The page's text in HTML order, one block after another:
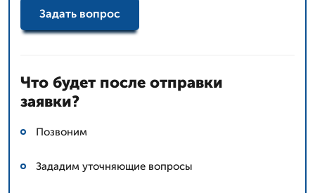
Задать вопрос
Что будет после отправки
заявки?
Позвоним
Зададим уточняющие вопросы